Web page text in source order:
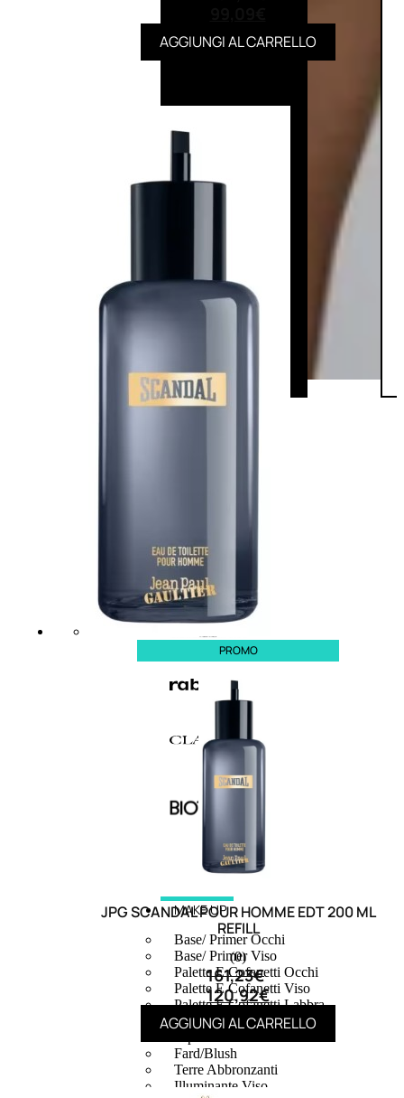
MAKE UP
Base/ Primer Occhi
Base/ Primer Viso
Palette E Cofanetti Occhi
Palette E Cofanetti Viso
Palette E Cofanetti Labbra
Fondotinta
Fard/Blush
Terre Abbronzanti
Illuminante Viso
AGGIUNGI AL CARRELLO
PROMO
JPG SCANDAL POUR HOMME EDT 200 ML
REFILL
(0)
161,23€
120,92€
AGGIUNGI AL CARRELLO